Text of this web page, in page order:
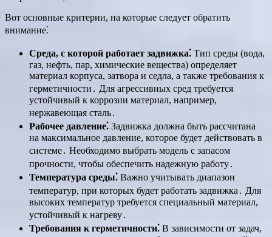
Вот основные критерии, на которые следует обратить
внимание⁚
Среда, с которой работает задвижка⁚ Тип среды (вода,
газ, нефть, пар, химические вещества) определяет
материал корпуса, затвора и седла, а также требования к
герметичности․ Для агрессивных сред требуется
устойчивый к коррозии материал, например,
нержавеющая сталь․
Рабочее давление⁚ Задвижка должна быть рассчитана
на максимальное давление, которое будет действовать в
системе․ Необходимо выбрать модель с запасом
прочности, чтобы обеспечить надежную работу․
Температура среды⁚ Важно учитывать диапазон
температур, при которых будет работать задвижка․ Для
высоких температур требуется специальный материал,
устойчивый к нагреву․
Требования к герметичности⁚ В зависимости от задач,